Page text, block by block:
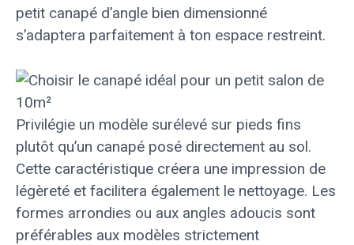
petit canapé d’angle bien dimensionné
s’adaptera parfaitement à ton espace restreint.
Privilégie un modèle surélevé sur pieds fins
plutôt qu’un canapé posé directement au sol.
Cette caractéristique créera une impression de
légèreté et facilitera également le nettoyage. Les
formes arrondies ou aux angles adoucis sont
préférables aux modèles strictement